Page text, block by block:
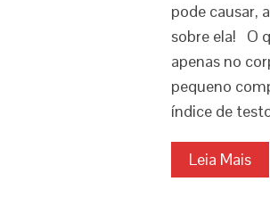
pode causar,
sobre ela! O
apenas no
pequeno
índice de
Leia Mais